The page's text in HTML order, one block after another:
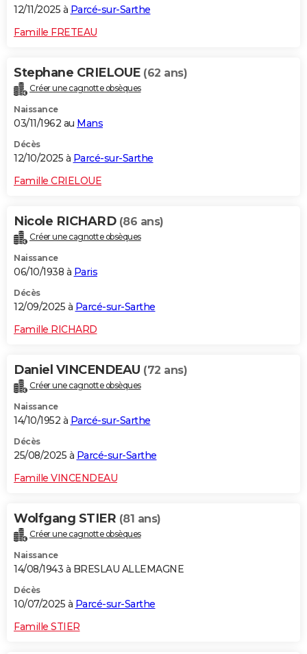
12/11/2025 à Parcé-sur-Sarthe
Famille FRETEAU
Stephane CRIELOUE (62 ans)
Créer une cagnotte obsèques
Naissance
03/11/1962 au Mans
Décès
12/10/2025 à Parcé-sur-Sarthe
Famille CRIELOUE
Nicole RICHARD (86 ans)
Créer une cagnotte obsèques
Naissance
06/10/1938 à Paris
Décès
12/09/2025 à Parcé-sur-Sarthe
Famille RICHARD
Daniel VINCENDEAU (72 ans)
Créer une cagnotte obsèques
Naissance
14/10/1952 à Parcé-sur-Sarthe
Décès
25/08/2025 à Parcé-sur-Sarthe
Famille VINCENDEAU
Wolfgang STIER (81 ans)
Créer une cagnotte obsèques
Naissance
14/08/1943 à BRESLAU ALLEMAGNE
Décès
10/07/2025 à Parcé-sur-Sarthe
Famille STIER